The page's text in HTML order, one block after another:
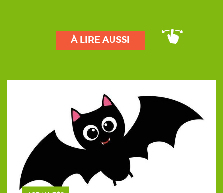
À LIRE AUSSI